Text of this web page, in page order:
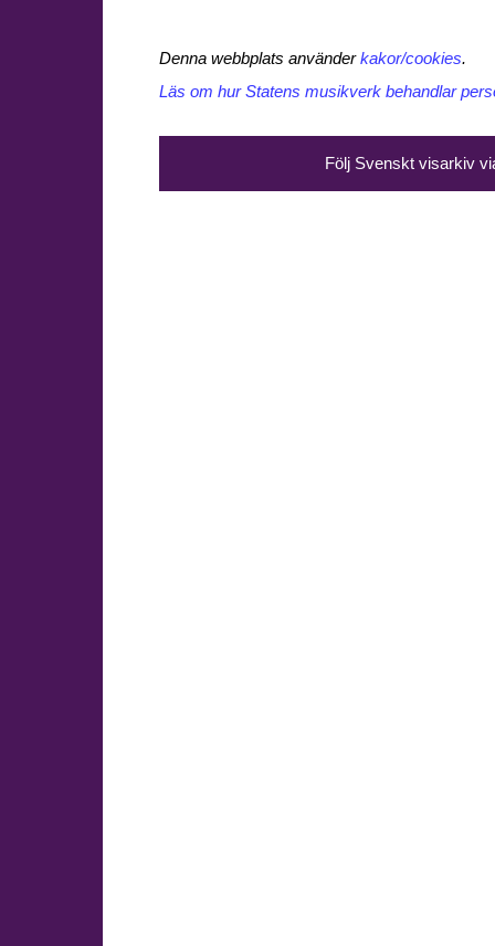
Denna webbplats använderkakor/cookies.
Läs om hur Statens musikverk behandlar
Följ Svenskt visarkiv